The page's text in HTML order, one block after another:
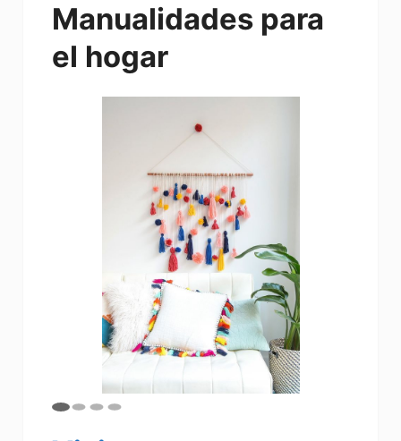
Manualidades para
el hogar